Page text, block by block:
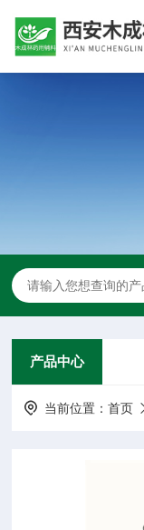
产品中心
当前位置：首页